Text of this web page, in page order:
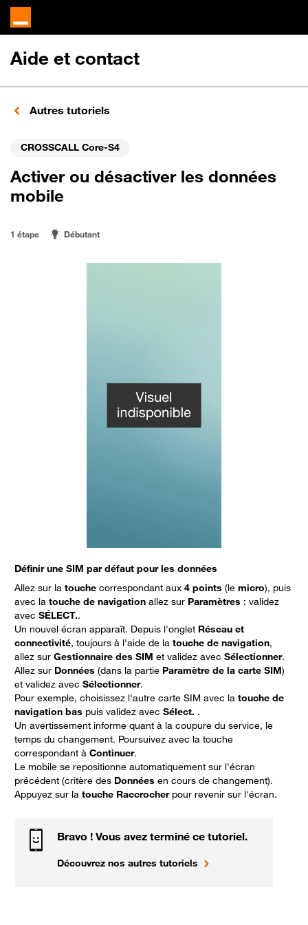
Aide et contact
Autres tutoriels
CROSSCALL Core-S4
Activer ou désactiver les données
mobile
1 étape Débutant
Définir une SIM par défaut pour les données
Allez sur la touche correspondant aux 4 points (le micro), puis
avec la touche de navigation allez sur Paramètres : validez
avec SÉLECT..
Un nouvel écran apparaît. Depuis l'onglet Réseau et
connectivité, toujours à l'aide de la touche de navigation,
allez sur Gestionnaire des SIM et validez avec Sélectionner.
Allez sur Données (dans la partie Paramètre de la carte SIM)
et validez avec Sélectionner.
Pour exemple, choisissez l'autre carte SIM avec la touche de
navigation bas puis validez avec Sélect. .
Un avertissement informe quant à la coupure du service, le
temps du changement. Poursuivez avec la touche
correspondant à Continuer.
Le mobile se repositionne automatiquement sur l'écran
précédent (critère des Données en cours de changement).
Appuyez sur la touche Raccrocherpour revenir sur l'écran.
Bravo ! Vous avez terminé ce tutoriel.
Découvrez nos autres tutoriels